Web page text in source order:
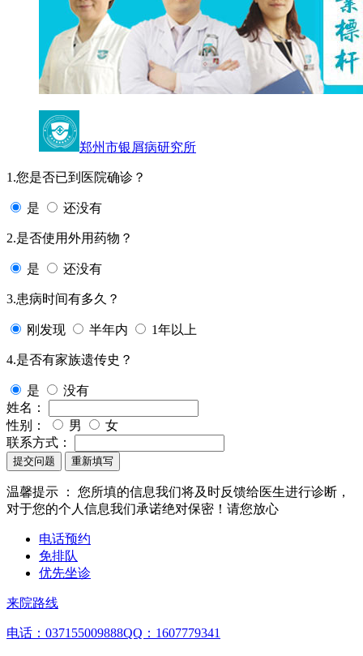
郑州市银屑病研究所
1.您是否已到医院确诊？
是 还没有
2.是否使用外用药物？
是 还没有
3.患病时间有多久？
刚发现 半年内 1年以上
4.是否有家族遗传史？
是
没有
姓名：
性别：
男
女
联系方式：
提交问题 重新填写
温馨提示 ： 您所填的信息我们将及时反馈给医生进行诊断，
对于您的个人信息我们承诺绝对保密！请您放心
电话预约
免排队
优先坐诊
来院路线
电话：037155009888QQ：1607779341